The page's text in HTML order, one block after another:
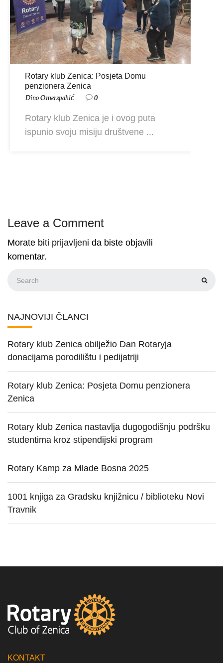
Rotary klub Zenica: Posjeta Domu
penzionera Zenica
Dino Omerspahić 0
Rotary klub Zenica je i ovog puta
ispunio svoju misiju društvene ...
Leave a Comment
Morate biti prijavljeni da biste objavili
komentar.
NAJNOVIJI ČLANCI
Rotary klub Zenica obilježio Dan Rotaryja
donacijama porodilištu i pedijatriji
Rotary klub Zenica: Posjeta Domu penzionera
Zenica
Rotary klub Zenica nastavlja dugogodišnju podršku
studentima kroz stipendijski program
Rotary Kamp za Mlade Bosna 2025
1001 knjiga za Gradsku knjižnicu / biblioteku Novi
Travnik
KONTAKT